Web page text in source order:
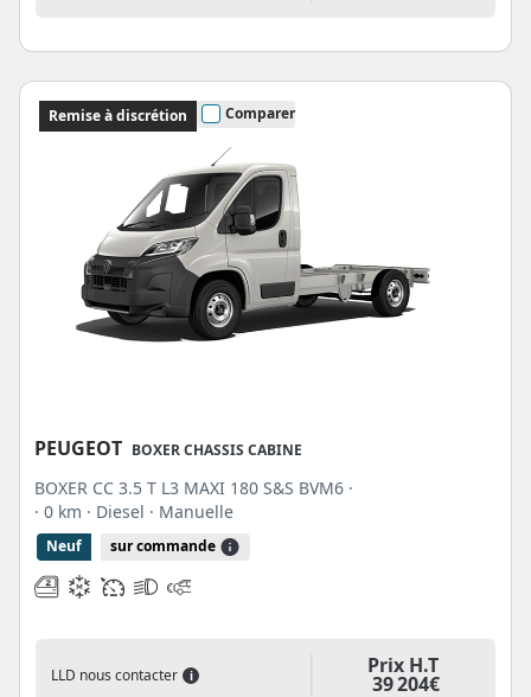
Remise à discrétion Comparer
PEUGEOT BOXER CHASSIS CABINE
BOXER CC 3.5 T L3 MAXI 180 S&S BVM6 ·
· 0 km · Diesel · Manuelle
Neuf sur commande
LLD nous contacter i Prix H.T
39 204€